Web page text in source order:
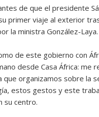
de que el presidente
primer viaje al exterior
la ministra González-Laya.
de este gobierno con
desde Casa África: me
que organizamos sobre
estos gestos y este
su centro.